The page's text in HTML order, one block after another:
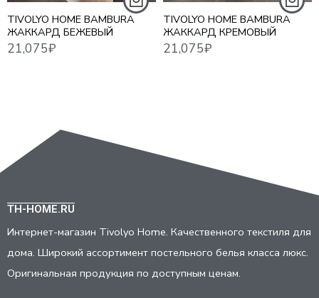
TIVOLYO HOME BAMBURA
ЖАККАРД БЕЖЕВЫЙ
TIVOLYO HOME BAMBURA
ЖАККАРД КРЕМОВЫЙ
TH-HOME.RU
Интернет-магазин Tivolyo Home. Качественного текстиля для
дома. Широкий ассортимент постельного белья класса люкс.
Оригинальная продукция по доступным ценам.